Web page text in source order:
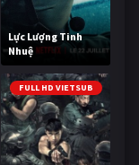
Lực Lượng Tinh
Nhuệ
FULL HD VIETSUB